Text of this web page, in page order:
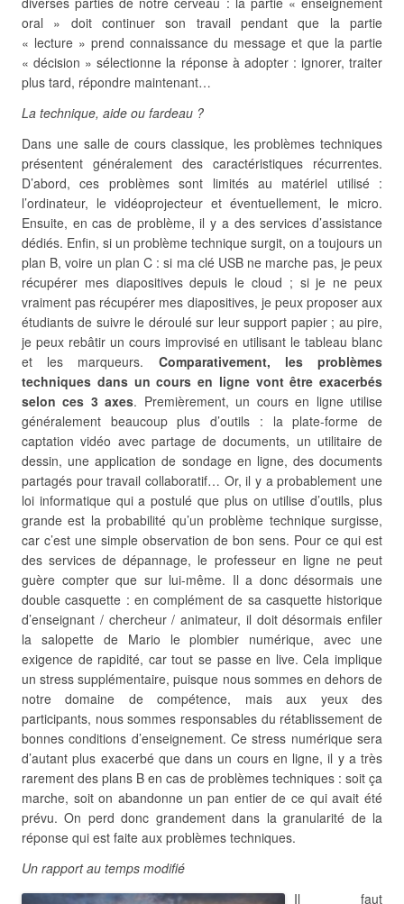
oral » doit continuer son travail pendant que la partie
« lecture » prend connaissance du message et que la partie
« décision » sélectionne la réponse à adopter : ignorer, traiter
plus tard, répondre maintenant…
La technique, aide ou fardeau ?
Dans une salle de cours classique, les problèmes techniques
présentent généralement des caractéristiques récurrentes.
D’abord, ces problèmes sont limités au matériel utilisé :
l’ordinateur, le vidéoprojecteur et éventuellement, le micro.
Ensuite, en cas de problème, il y a des services d’assistance
dédiés. Enfin, si un problème technique surgit, on a toujours un
plan B, voire un plan C : si ma clé USB ne marche pas, je peux
récupérer mes diapositives depuis le cloud ; si je ne peux
vraiment pas récupérer mes diapositives, je peux proposer aux
étudiants de suivre le déroulé sur leur support papier ; au pire,
je peux rebâtir un cours improvisé en utilisant le tableau blanc
et les marqueurs. Comparativement, les problèmes
techniques dans un cours en ligne vont être exacerbés
selon ces 3 axes. Premièrement, un cours en ligne utilise
généralement beaucoup plus d’outils : la plate-forme de
captation vidéo avec partage de documents, un utilitaire de
dessin, une application de sondage en ligne, des documents
partagés pour travail collaboratif… Or, il y a probablement une
loi informatique qui a postulé que plus on utilise d’outils, plus
grande est la probabilité qu’un problème technique surgisse,
car c’est une simple observation de bon sens. Pour ce qui est
des services de dépannage, le professeur en ligne ne peut
guère compter que sur lui-même. Il a donc désormais une
double casquette : en complément de sa casquette historique
d’enseignant / chercheur / animateur, il doit désormais enfiler
la salopette de Mario le plombier numérique, avec une
exigence de rapidité, car tout se passe en live. Cela implique
un stress supplémentaire, puisque nous sommes en dehors de
notre domaine de compétence, mais aux yeux des
participants, nous sommes responsables du rétablissement de
bonnes conditions d’enseignement. Ce stress numérique sera
d’autant plus exacerbé que dans un cours en ligne, il y a très
rarement des plans B en cas de problèmes techniques : soit ça
marche, soit on abandonne un pan entier de ce qui avait été
prévu. On perd donc grandement dans la granularité de la
réponse qui est faite aux problèmes techniques.
Un rapport au temps modifié
Il faut